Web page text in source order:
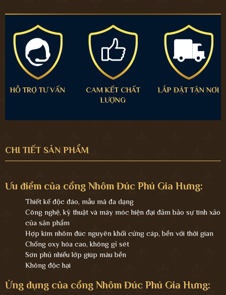
HỖ TRỢ TƯ VẤN
CAM KẾT CHẤT
LƯỢNG
LẮP ĐẶT TẬN NƠI
CHI TIẾT SẢN PHẨM
Ưu điểm của cổng Nhôm Đúc Phú Gia Hưng:
Thiết kế độc đáo, mẫu mã đa dạng
Công nghệ, kỹ thuật và máy móc hiện đại đảm bảo sự tinh xảo
của sản phẩm
Hợp kim nhôm đúc nguyên khối cứng cáp, bền với thời gian
Chống oxy hóa cao, không gỉ sét
Sơn phủ nhiều lớp giúp màu bền
Không độc hại
Ứng dụng của cổng Nhôm Đúc Phú Gia Hưng: